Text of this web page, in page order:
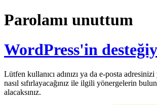
Parolamı unuttum
WordPress'in
Lütfen kullanıcı adınızı ya da e-posta adresinizi
nasıl sıfırlayacağınız ile ilgili yönergelerin
alacaksınız.